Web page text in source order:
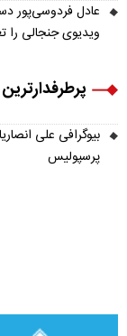
عادل فردوسی‌پور
ویدیوی جنجالی را
پرطرفدارترین
بیوگرافی علی
پرسپولیس